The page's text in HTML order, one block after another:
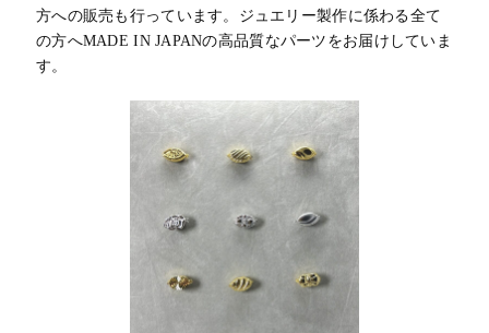
方への販売も行っています。ジュエリー製作に係わる全て
の方へMADE IN JAPANの高品質なパーツをお届けしていま
す。